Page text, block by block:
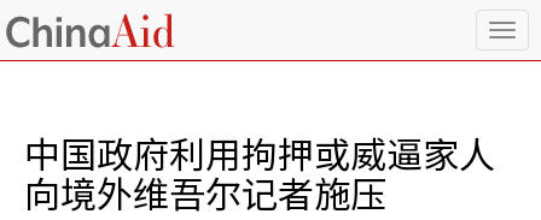
T
o
中国政府利用拘押或威逼家人
向境外维吾尔记者施压